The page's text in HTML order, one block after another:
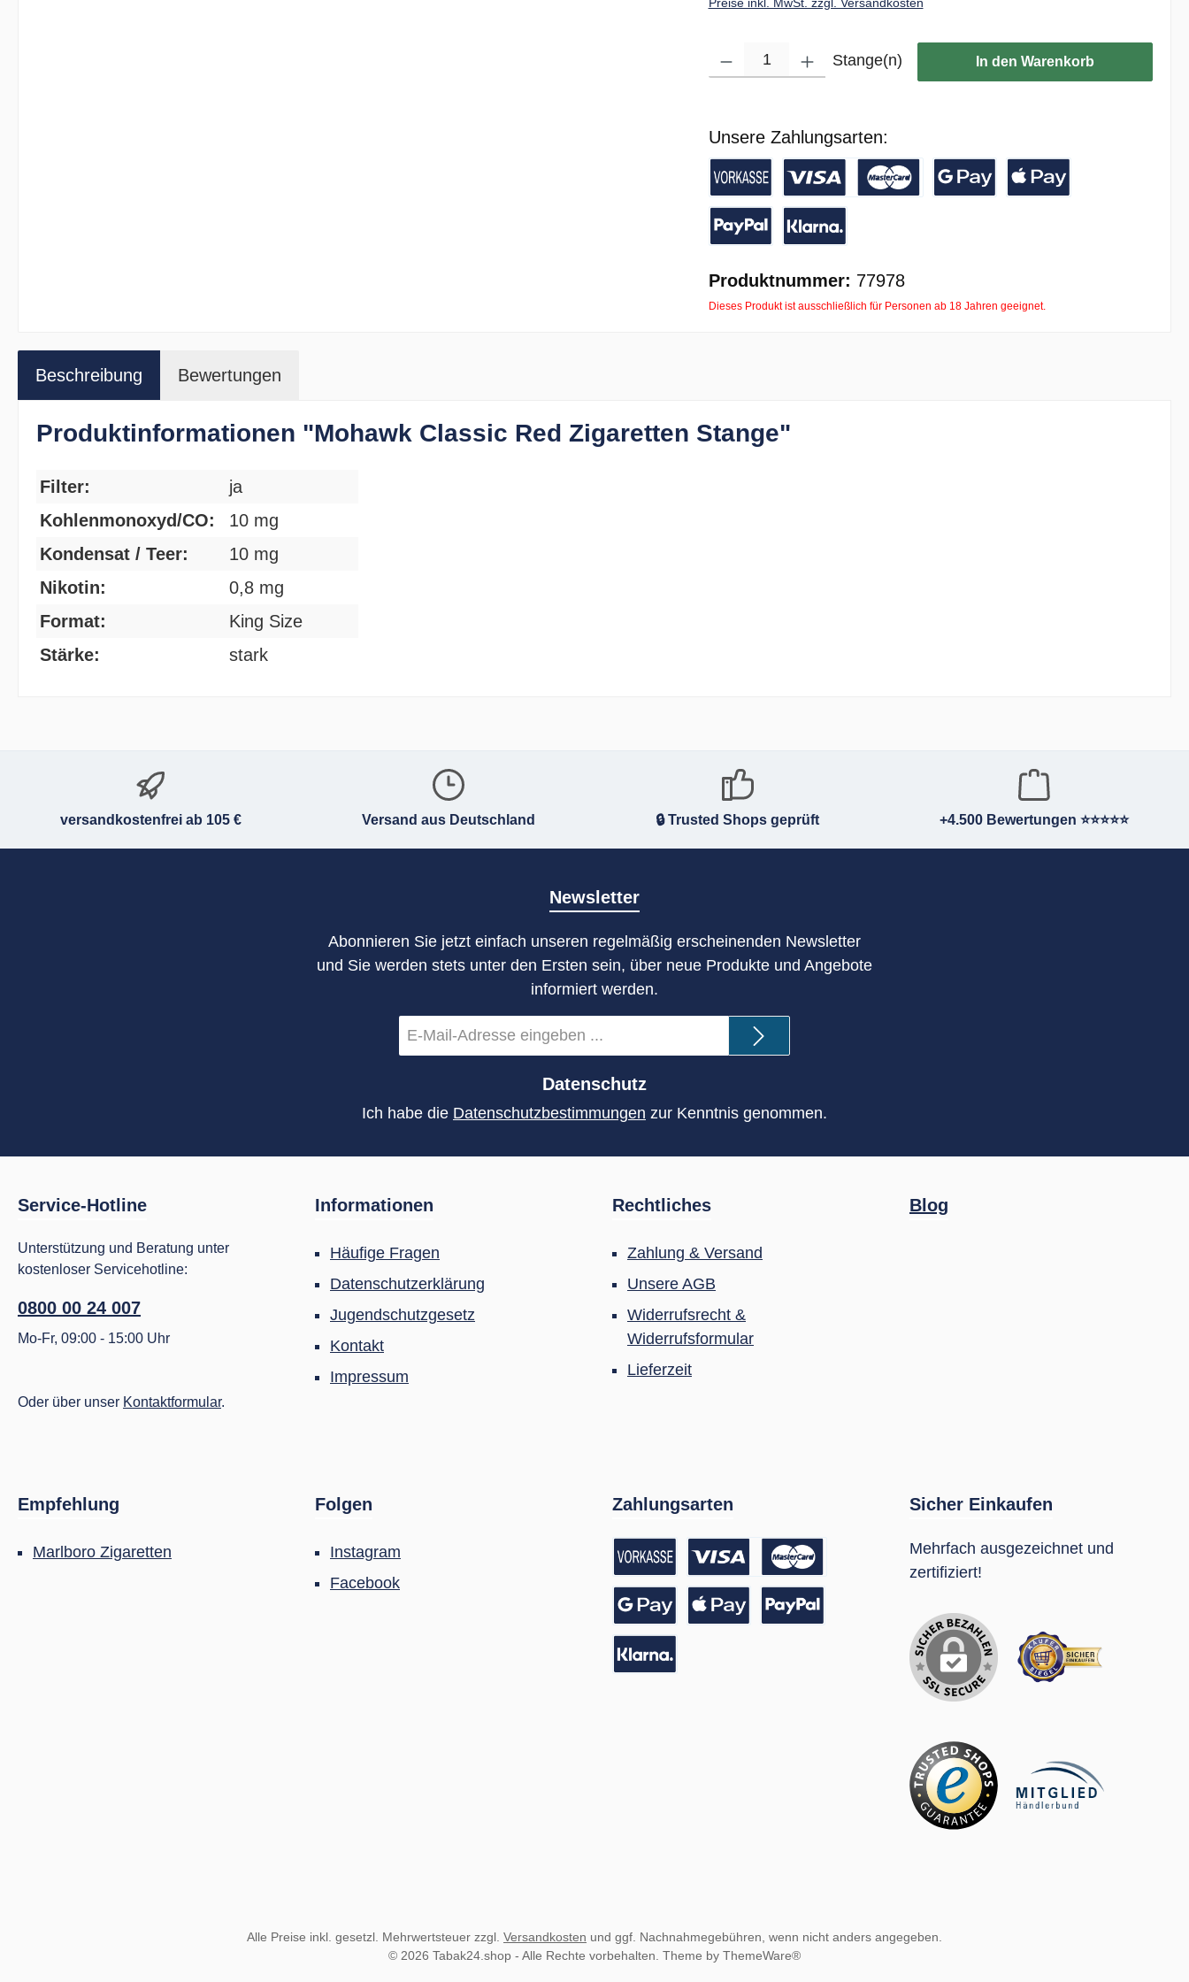
Stange(n) In den Warenkorb
Unsere Zahlungsarten:
Vorkasse / Banküberweisung
Kreditkarte
Produktnummer: 77978
Dieses Produkt ist ausschließlich für Personen ab 18 Jahren geeignet.
Beschreibung Bewertungen
Produktinformationen "Mohawk Classic Red Zigaretten Stange"
Filter:
ja
Kohlenmonoxyd/CO:
10 mg
Kondensat / Teer:
10 mg
Nikotin:
0,8 mg
Format:
King Size
Stärke:
stark
versandkostenfrei ab 105 € Versand aus Deutschland 🔒 Trusted Shops geprüft +4.500 Bewertungen ⭐⭐⭐⭐⭐
Newsletter
Abonnieren Sie jetzt einfach unseren regelmäßig erscheinenden Newsletter
und Sie werden stets unter den Ersten sein, über neue Produkte und Angebote
informiert werden.
Mail-
Adresse
Datenschutz
Ich habe die Datenschutzbestimmungen zur Kenntnis genommen.
Service-Hotline
Unterstützung und Beratung unter
kostenloser Servicehotline:
0800 00 24 007
Mo-Fr, 09:00 - 15:00 Uhr
Oder über unser Kontaktformular.
Informationen
Häufige Fragen
Datenschutzerklärung
Jugendschutzgesetz
Kontakt
Impressum
Rechtliches
Zahlung & Versand
Unsere AGB
Widerrufsrecht &
Widerrufsformular
Lieferzeit
Blog
Empfehlung
Marlboro Zigaretten
Folgen
Instagram
Facebook
Zahlungsarten
Vorkasse / Banküberweisung
Kreditkarte
Google Pay
Sicher Einkaufen
Mehrfach ausgezeichnet und
zertifiziert!
Alle Preise inkl. gesetzl. Mehrwertsteuer zzgl. Versandkosten und ggf. Nachnahmegebühren, wenn nicht anders angegeben.
© 2026 Tabak24.shop - Alle Rechte vorbehalten. Theme by ThemeWare®